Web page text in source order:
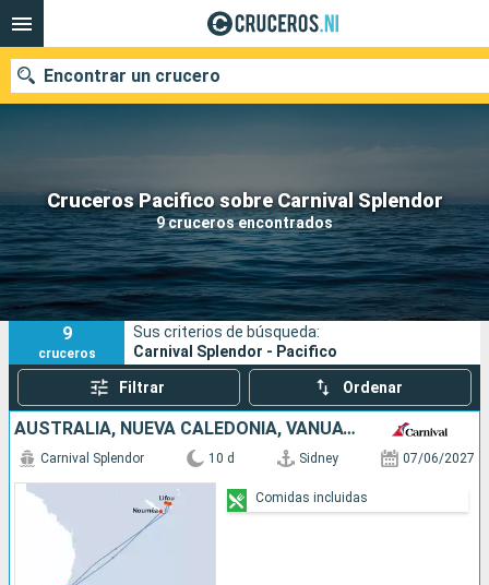
Cruceros Pacifico sobre Carnival Splendor
9 cruceros encontrados
Encontrar un crucero
Nuestros destinos
Fecha de salida
Puertos Compañías
Buscar
9
cruceros
Sus criterios de búsqueda:
Carnival Splendor - Pacifico
Filtrar Ordenar
AUSTRALIA, NUEVA CALEDONIA, VANUATU
Carnival Splendor 10 d Sidney 07/06/2027
Comidas incluidas